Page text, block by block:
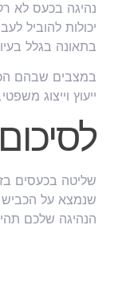
נהיגה בכעס לא
יכולות להוביל
בתאונה בגלל
במצבים שבהם
ייעוץ וייצוג
לסיכום
שליטה בכעסים
שנמצא על הכביש.
הנהיגה שלכם